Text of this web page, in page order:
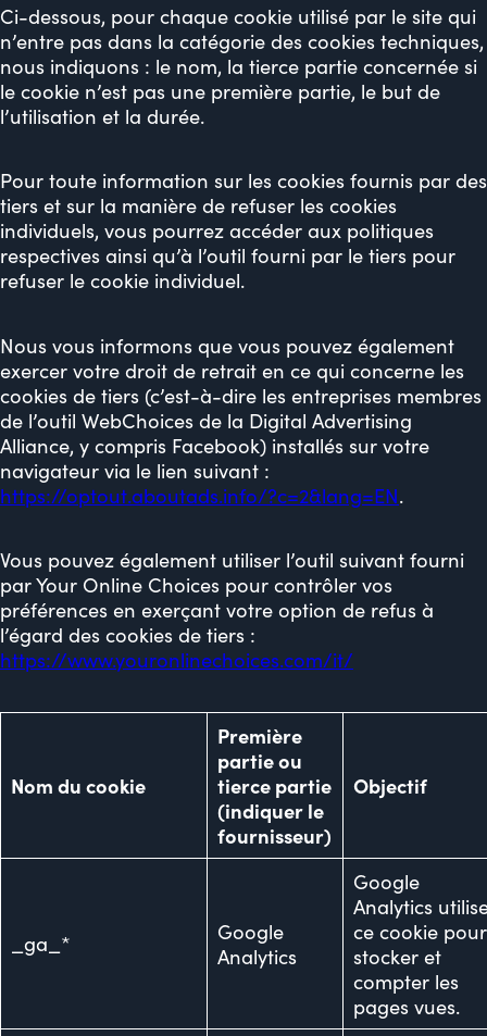
Ci-dessous, pour chaque cookie utilisé par le site qui
n’entre pas dans la catégorie des cookies techniques,
nous indiquons : le nom, la tierce partie concernée si
le cookie n’est pas une première partie, le but de
l’utilisation et la durée.
Pour toute information sur les cookies fournis par des
tiers et sur la manière de refuser les cookies
individuels, vous pourrez accéder aux politiques
respectives ainsi qu’à l’outil fourni par le tiers pour
refuser le cookie individuel.
Nous vous informons que vous pouvez également
exercer votre droit de retrait en ce qui concerne les
cookies de tiers (c’est-à-dire les entreprises membres
de l’outil WebChoices de la Digital Advertising
Alliance, y compris Facebook) installés sur votre
navigateur via le lien suivant :
https://optout.aboutads.info/?c=2&lang=EN.
Vous pouvez également utiliser l’outil suivant fourni
par Your Online Choices pour contrôler vos
préférences en exerçant votre option de refus à
l’égard des cookies de tiers :
https://www.youronlinechoices.com/it/
Nom du cookie
Première
partie ou
tierce partie
(indiquer le
fournisseur)
Objectif
_ga_*
Google
Analytics
Google
Analytics
ce cookie pour
stocker et
compter les
pages vues.